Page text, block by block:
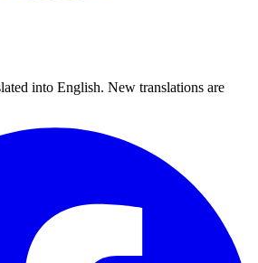
into English. New translations are